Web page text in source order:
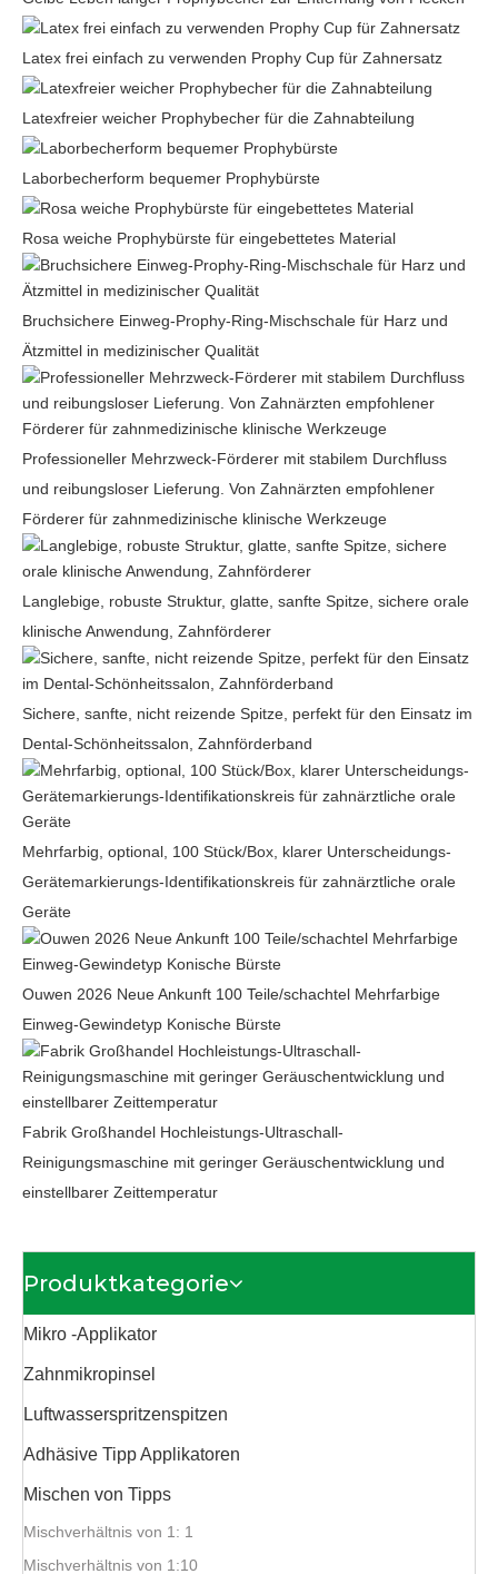
Latex frei einfach zu verwenden Prophy Cup für Zahnersatz
Latexfreier weicher Prophybecher für die Zahnabteilung
Laborbecherform bequemer Prophybürste
Rosa weiche Prophybürste für eingebettetes Material
Bruchsichere Einweg-Prophy-Ring-Mischschale für Harz und
Ätzmittel in medizinischer Qualität
Professioneller Mehrzweck-Förderer mit stabilem Durchfluss
und reibungsloser Lieferung. Von Zahnärzten empfohlener
Förderer für zahnmedizinische klinische Werkzeuge
Langlebige, robuste Struktur, glatte, sanfte Spitze, sichere orale
klinische Anwendung, Zahnförderer
Sichere, sanfte, nicht reizende Spitze, perfekt für den Einsatz im
Dental-Schönheitssalon, Zahnförderband
Mehrfarbig, optional, 100 Stück/Box, klarer Unterscheidungs-
Gerätemarkierungs-Identifikationskreis für zahnärztliche orale
Geräte
Ouwen 2026 Neue Ankunft 100 Teile/schachtel Mehrfarbige
Einweg-Gewindetyp Konische Bürste
Fabrik Großhandel Hochleistungs-Ultraschall-
Reinigungsmaschine mit geringer Geräuschentwicklung und
einstellbarer Zeittemperatur
Produktkategorie
Mikro -Applikator
Zahnmikropinsel
Luftwasserspritzenspitzen
Adhäsive Tipp Applikatoren
Mischen von Tipps
Mischverhältnis von 1: 1
Mischverhältnis von 1:10